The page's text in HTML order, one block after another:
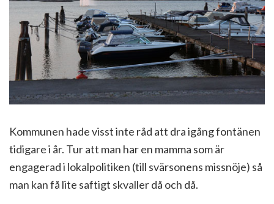
Kommunen hade visst inte råd att dra igång fontänen
tidigare i år. Tur att man har en mamma som är
engagerad i lokalpolitiken (till svärsonens missnöje) så
man kan få lite saftigt skvaller då och då.